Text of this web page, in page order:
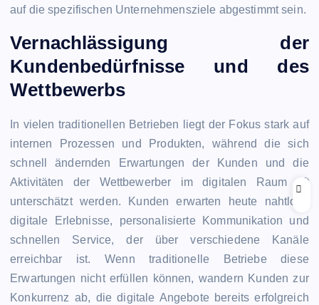
auf die spezifischen Unternehmensziele abgestimmt sein.
Vernachlässigung der
Kundenbedürfnisse und des
Wettbewerbs
In vielen traditionellen Betrieben liegt der Fokus stark auf
internen Prozessen und Produkten, während die sich
schnell ändernden Erwartungen der Kunden und die
Aktivitäten der Wettbewerber im digitalen Raum oft
unterschätzt werden. Kunden erwarten heute nahtlose
digitale Erlebnisse, personalisierte Kommunikation und
schnellen Service, der über verschiedene Kanäle
erreichbar ist. Wenn traditionelle Betriebe diese
Erwartungen nicht erfüllen können, wandern Kunden zur
Konkurrenz ab, die digitale Angebote bereits erfolgreich